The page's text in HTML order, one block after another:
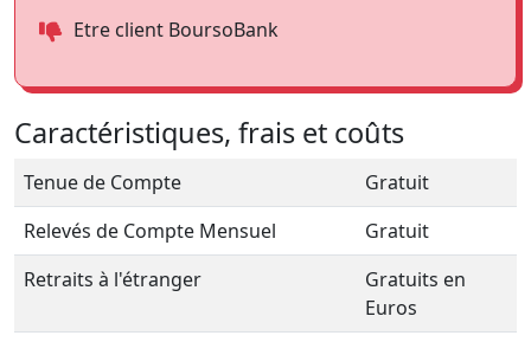
Etre client BoursoBank
Caractéristiques, frais et coûts
Tenue de Compte
Gratuit
Relevés de Compte Mensuel
Gratuit
Retraits à l'étranger
Gratuits en
Euros